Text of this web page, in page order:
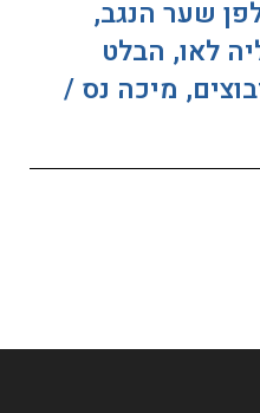
שער הנגב,
לאו, הבלט
מיכה נס /